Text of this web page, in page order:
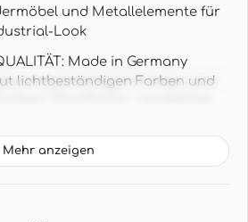
und Metallelemente für
Look
Made in Germany
lichtbeständigen Farben und
m x 1,59 m pro Rolle
- Fototapete ohne Rapport für
Mehr anzeigen